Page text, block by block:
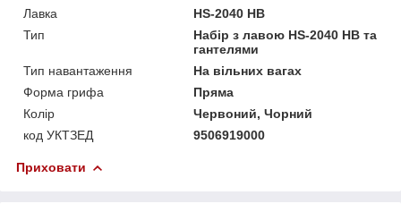
Лавка
HS-2040 HB
Тип
Набір з лавою HS-2040 HB та
гантелями
Тип навантаження
На вільних вагах
Форма грифа
Пряма
Колір
Червоний, Чорний
код УКТЗЕД
9506919000
Приховати